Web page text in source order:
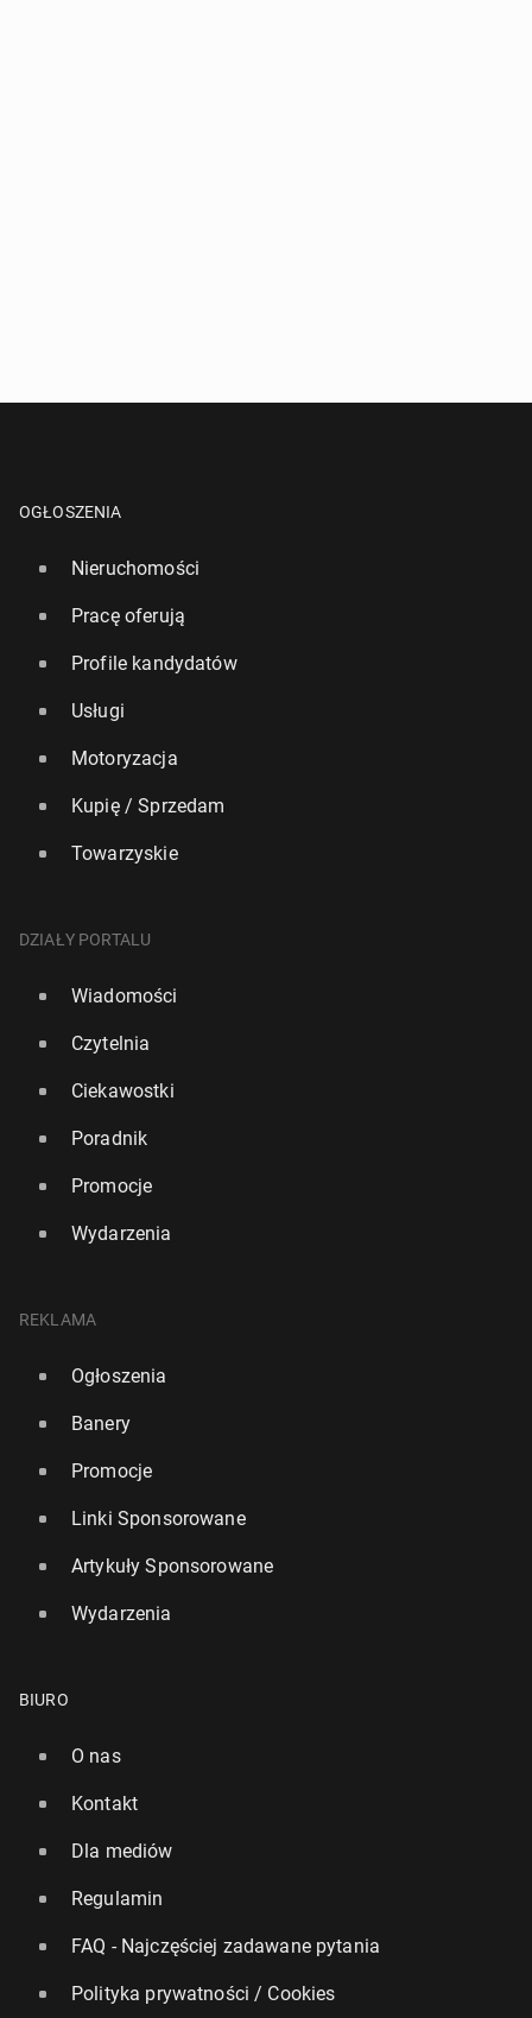
OGŁOSZENIA
Nieruchomości
Pracę oferują
Profile kandydatów
Usługi
Motoryzacja
Kupię / Sprzedam
Towarzyskie
DZIAŁY PORTALU
Wiadomości
Czytelnia
Ciekawostki
Poradnik
Promocje
Wydarzenia
REKLAMA
Ogłoszenia
Banery
Promocje
Linki Sponsorowane
Artykuły Sponsorowane
Wydarzenia
BIURO
O nas
Kontakt
Dla mediów
Regulamin
FAQ - Najczęściej zadawane pytania
Polityka prywatności / Cookies